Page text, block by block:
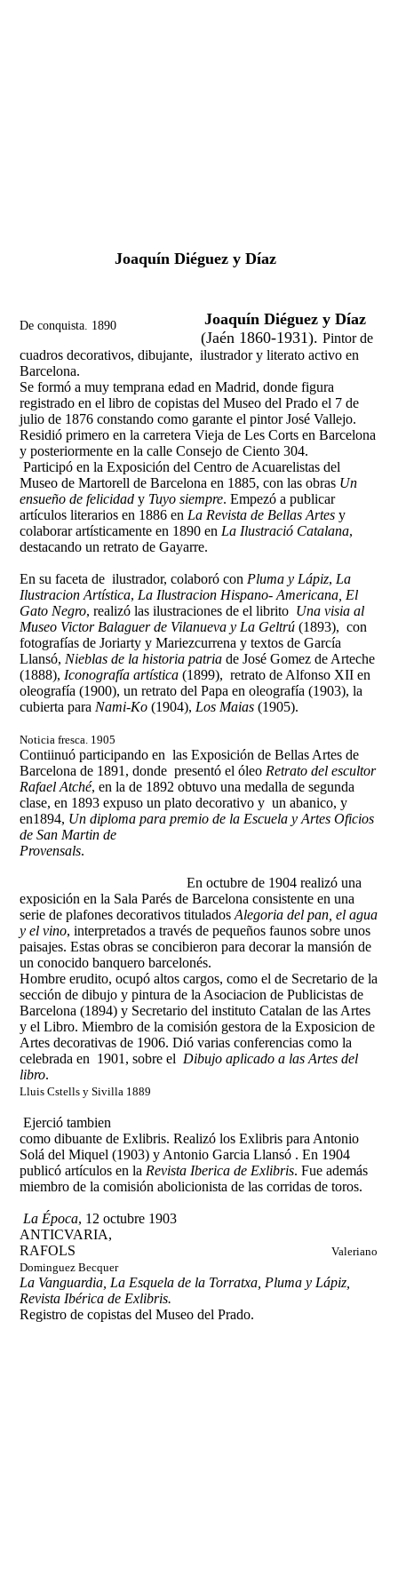
Joaquín Diéguez y Díaz
De conquista. 1890
Joaquín Diéguez y Díaz
(Jaén 1860-1931).Pintor de
cuadros decorativos, dibujante, ilustrador y literato activo en
Barcelona.
Se formó a muy temprana edad en Madrid, donde figura
registrado en el libro de copistas del Museo del Prado el 7 de
julio de 1876 constando como garante el pintor José Vallejo.
Residió primero en la carretera Vieja de Les Corts en Barcelona
y posteriormente en la calle Consejo de Ciento 304.
Participó en la Exposición del Centro de Acuarelistas del
Museo de Martorell de Barcelona en 1885, con las obras Un
ensueño de felicidad y Tuyo siempre. Empezó a publicar
artículos literarios en 1886 en La Revista de Bellas Artes y
colaborar artísticamente en 1890 en La Ilustració Catalana,
destacando un retrato de Gayarre.
En su faceta de ilustrador, colaboró con Pluma y Lápiz, La
Ilustracion Artística, La Ilustracion Hispano- Americana, El
Gato Negro, realizó las ilustraciones de el librito Una visia al
Museo Victor Balaguer de Vilanueva y La Geltrú (1893), con
fotografías de Joriarty y Mariezcurrena y textos de García
Llansó, Nieblas de la historia patria de José Gomez de Arteche
(1888), Iconografía artística (1899), retrato de Alfonso XII en
oleografía (1900),un retrato del Papa en oleografía (1903), la
cubierta para Nami-Ko (1904), Los Maias (1905).
Noticia fresca. 1905
Contiinuó participando en las Exposición de Bellas Artes de
Barcelona de 1891, donde presentó el óleo Retrato del escultor
Rafael Atché, en la de 1892 obtuvo una medalla de segunda
clase, en 1893 expuso un plato decorativo y un abanico, y
en1894, Un diploma para premio de la Escuela y Artes Oficios
de San Martin de
Provensals
En octubre de 1904 realizó una
exposición en la Sala Parés de Barcelona consistente en una
serie de plafones decorativos tituladosAlegoria del pan, el agua
y el vino, interpretados a través de pequeños faunos sobre unos
paisajes. Estas obras se concibieron para decorar la mansión de
un conocido banquero barcelonés.
Hombre erudito, ocupó altos cargos, como el de Secretario de la
sección de dibujo y pintura de la Asociacion de Publicistas de
Barcelona (1894) y Secretario del instituto Catalan de las Artes
y el Libro. Miembro de la comisión gestora de la Exposicion de
Artes decorativas de 1906. Dió varias conferencias como la
celebrada en 1901, sobre el Dibujo aplicado a las Artes del
libro.
Lluis Cstells y Sivilla 1889
Ejerció tambien
como dibuante de Exlibris. Realizó los Exlibris para Antonio
Solá del Miquel (1903) y Antonio Garcia Llansó . En 1904
publicó artículos en la Revista Iberica de Exlibris.Fue además
miembro de la comisión abolicionista de las corridas de toros.
La Época, 12 octubre 1903
ANTICVARIA,
RAFOLSValeriano
Dominguez Becquer
La Vanguardia, La Esquela de la Torratxa, Pluma y Lápiz,
Revista Ibérica de Exlibris.
Registro de copistas del Museo del Prado.